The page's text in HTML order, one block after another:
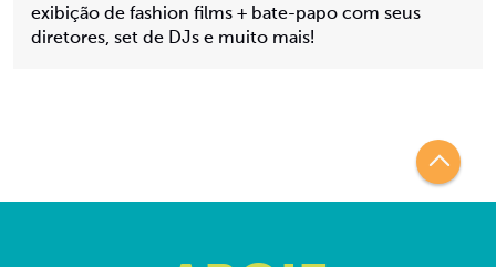
exibição de fashion films + bate-papo com seus
diretores, set de DJs e muito mais!